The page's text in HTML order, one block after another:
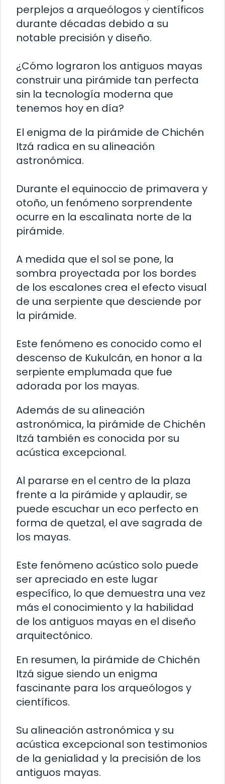
perplejos a arqueólogos y científicos
durante décadas debido a su
notable precisión y diseño.
¿Cómo lograron los antiguos mayas
construir una pirámide tan perfecta
sin la tecnología moderna que
tenemos hoy en día?
El enigma de la pirámide de Chichén
Itzá radica en su alineación
astronómica.
Durante el equinoccio de primavera y
otoño, un fenómeno sorprendente
ocurre en la escalinata norte de la
pirámide.
A medida que el sol se pone, la
sombra proyectada por los bordes
de los escalones crea el efecto visual
de una serpiente que desciende por
la pirámide.
Este fenómeno es conocido como el
descenso de Kukulcán, en honor a la
serpiente emplumada que fue
adorada por los mayas.
Además de su alineación
astronómica, la pirámide de Chichén
Itzá también es conocida por su
acústica excepcional.
Al pararse en el centro de la plaza
frente a la pirámide y aplaudir, se
puede escuchar un eco perfecto en
forma de quetzal, el ave sagrada de
los mayas.
Este fenómeno acústico solo puede
ser apreciado en este lugar
específico, lo que demuestra una vez
más el conocimiento y la habilidad
de los antiguos mayas en el diseño
arquitectónico.
En resumen, la pirámide de Chichén
Itzá sigue siendo un enigma
fascinante para los arqueólogos y
científicos.
Su alineación astronómica y su
acústica excepcional son testimonios
de la genialidad y la precisión de los
antiguos mayas.